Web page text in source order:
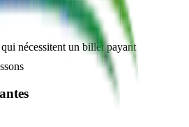
nécessitent un billet payant